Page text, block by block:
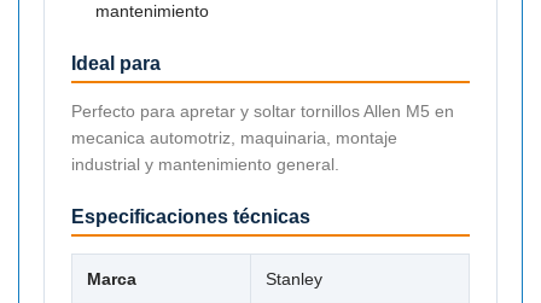
mantenimiento
Ideal para
Perfecto para apretar y soltar tornillos Allen M5 en
mecanica automotriz, maquinaria, montaje
industrial y mantenimiento general.
Especificaciones técnicas
Marca Stanley